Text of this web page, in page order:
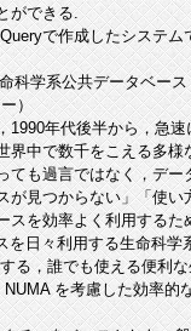
ができる.
で作成したシステ
科学系公共データベー
）
1990年代後半から，急
界中で数千をこえる多
ても過言ではなく，デ
が見つからない」「使
スを効率よく利用する
を日々利用する生命科
る，誰でも使える便利
を考慮した効率